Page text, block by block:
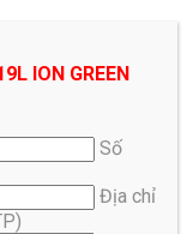
ION GREEN
Số
Địa chỉ